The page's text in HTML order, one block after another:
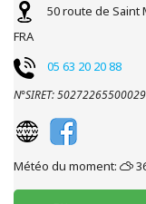
50 route de Saint
FRA
05 63 20 20 88
N°SIRET: 50272265500029
Météo du moment: